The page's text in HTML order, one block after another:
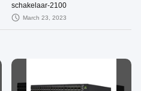
schakelaar-2100
March 23, 2023